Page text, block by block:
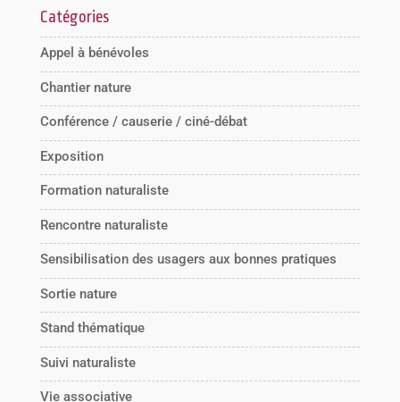
Catégories
Appel à bénévoles
Chantier nature
Conférence / causerie / ciné-débat
Exposition
Formation naturaliste
Rencontre naturaliste
Sensibilisation des usagers aux bonnes pratiques
Sortie nature
Stand thématique
Suivi naturaliste
Vie associative